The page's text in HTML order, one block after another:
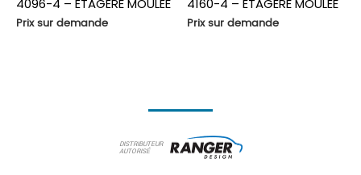
4096-4 – ÉTAGÈRE MOULÉE
Prix sur demande
4160-4 – ÉTAGÈRE MOULÉE
Prix sur demande
DISTRIBUTEUR
AUTORISÉ